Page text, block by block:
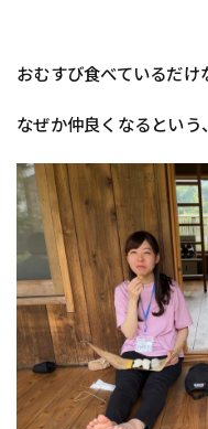
おむすび食べているだけ
なぜか仲良くなるという